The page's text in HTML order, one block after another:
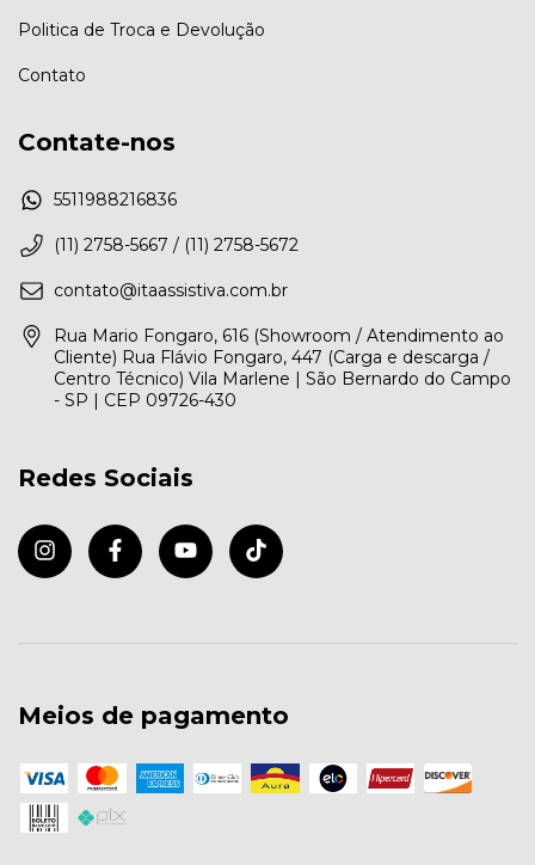
Politica de Troca e Devolução
Contato
Contate-nos
5511988216836
(11) 2758-5667 / (11) 2758-5672
contato@itaassistiva.com.br
Rua Mario Fongaro, 616 (Showroom / Atendimento ao
Cliente) Rua Flávio Fongaro, 447 (Carga e descarga /
Centro Técnico) Vila Marlene | São Bernardo do Campo
- SP | CEP 09726-430
Redes Sociais
Meios de pagamento